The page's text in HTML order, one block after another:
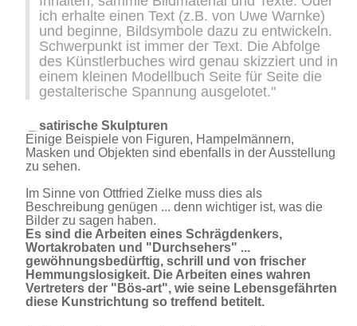
ich erhalte einen Text (z.B. von Uwe Warnke)
und beginne, Bildsymbole dazu zu entwickeln.
Schwerpunkt ist immer der Text. Die Abfolge
des Künstlerbuches wird genau skizziert und in
einem kleinen Modellbuch Seite für Seite die
gestalterische Spannung ausgelotet."
_ satirische Skulpturen
Einige Beispiele von Figuren, Hampelmännern,
Masken und Objekten sind ebenfalls in der Ausstellung
zu sehen.
Im Sinne von Ottfried Zielke muss dies als
Beschreibung genügen ... denn wichtiger ist, was die
Bilder zu sagen haben.
Es sind die Arbeiten eines Schrägdenkers,
Wortakrobaten und "Durchsehers" ...
gewöhnungsbedürftig, schrill und von frischer
Hemmungslosigkeit. Die Arbeiten eines wahren
Vertreters der "Bös-art", wie seine Lebensgefährten
diese Kunstrichtung so treffend betitelt.